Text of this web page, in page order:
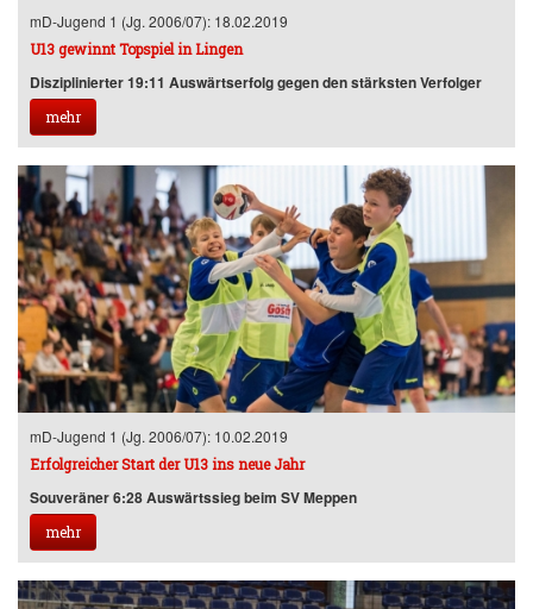
mD-Jugend 1 (Jg. 2006/07): 18.02.2019
U13 gewinnt Topspiel in Lingen
Disziplinierter 19:11 Auswärtserfolg gegen den stärksten Verfolger
mehr
mD-Jugend 1 (Jg. 2006/07): 10.02.2019
Erfolgreicher Start der U13 ins neue Jahr
Souveräner 6:28 Auswärtssieg beim SV Meppen
mehr